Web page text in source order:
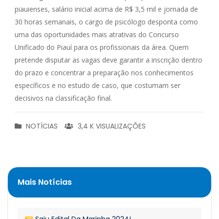
piauienses, salário inicial acima de R$ 3,5 mil e jornada de
30 horas semanais, o cargo de psicólogo desponta como
uma das oportunidades mais atrativas do Concurso
Unificado do Piauí para os profissionais da área. Quem
pretende disputar as vagas deve garantir a inscrição dentro
do prazo e concentrar a preparação nos conhecimentos
específicos e no estudo de caso, que costumam ser
decisivos na classificação final.
NOTÍCIAS 3,4 K VISUALIZAÇÕES
Mais Notícias